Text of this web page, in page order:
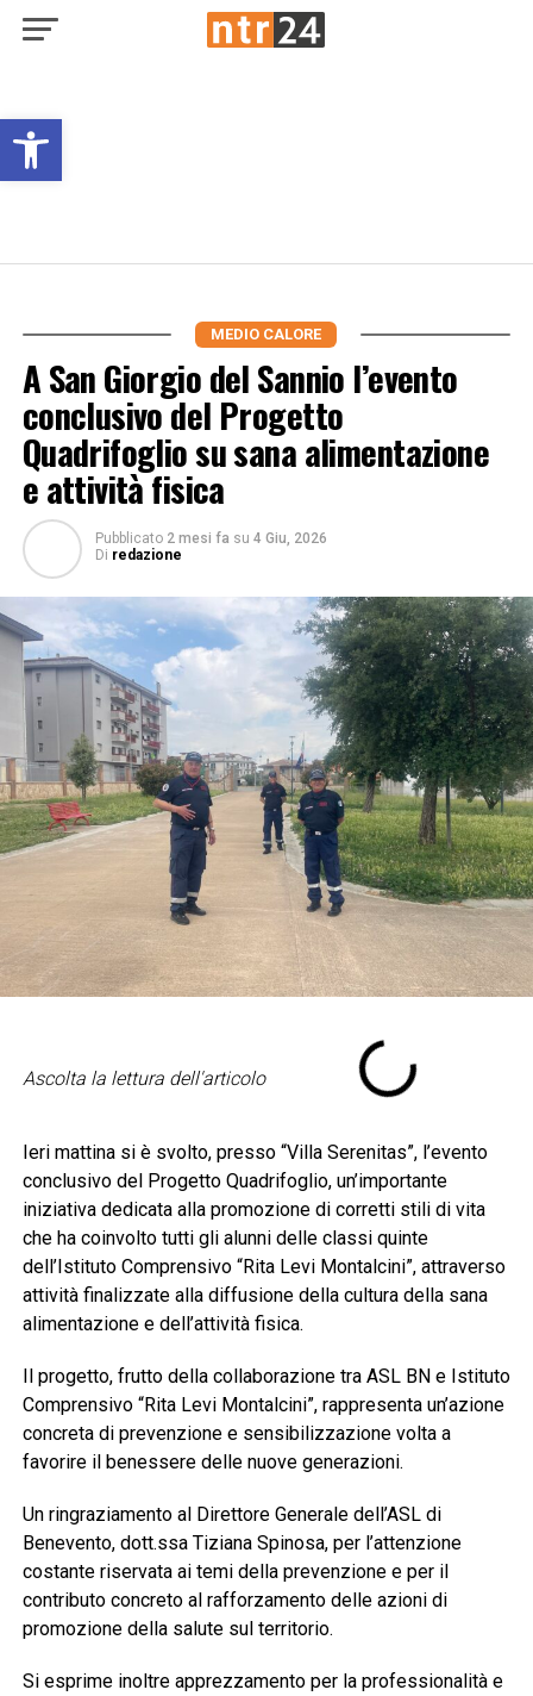
Open toolbar
MEDIO CALORE
A San Giorgio del Sannio l’evento
conclusivo del Progetto
Quadrifoglio su sana alimentazione
e attività fisica
Pubblicato 2 mesi fa su 4 Giu, 2026
Di redazione
Ascolta la lettura dell'articolo
Ieri mattina si è svolto, presso “Villa Serenitas”, l’evento
conclusivo del Progetto Quadrifoglio, un’importante
iniziativa dedicata alla promozione di corretti stili di vita
che ha coinvolto tutti gli alunni delle classi quinte
dell’Istituto Comprensivo “Rita Levi Montalcini”, attraverso
attività finalizzate alla diffusione della cultura della sana
alimentazione e dell’attività fisica.
Il progetto, frutto della collaborazione tra ASL BN e Istituto
Comprensivo “Rita Levi Montalcini”, rappresenta un’azione
concreta di prevenzione e sensibilizzazione volta a
favorire il benessere delle nuove generazioni.
Un ringraziamento al Direttore Generale dell’ASL di
Benevento, dott.ssa Tiziana Spinosa, per l’attenzione
costante riservata ai temi della prevenzione e per il
contributo concreto al rafforzamento delle azioni di
promozione della salute sul territorio.
Si esprime inoltre apprezzamento per la professionalità e